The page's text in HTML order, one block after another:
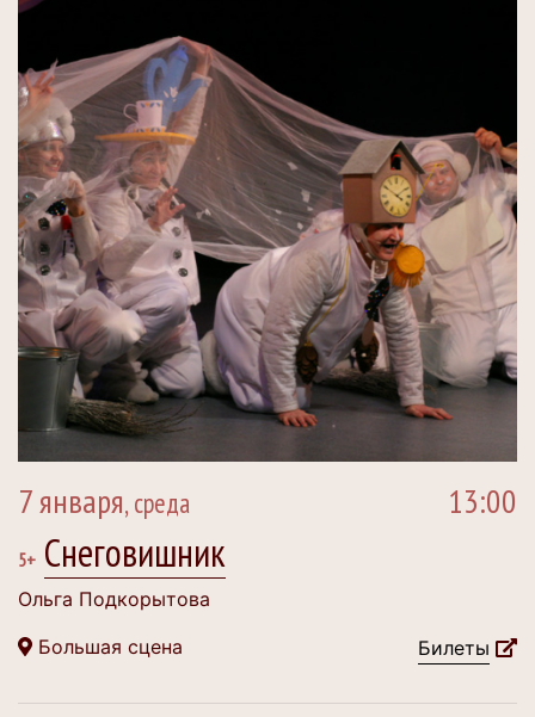
7 января, среда 13:00
5+ Снеговишник
Ольга Подкорытова
Большая сцена
Билеты